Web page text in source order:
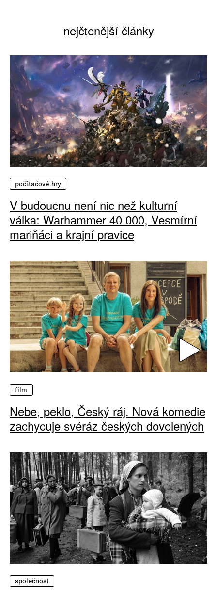
nejčtenější články
počítačové hry
V budoucnu není nic než kulturní
válka: Warhammer 40 000, Vesmírní
mariňáci a krajní pravice
film
Nebe, peklo, Český ráj. Nová komedie
zachycuje svéráz českých dovolených
společnost